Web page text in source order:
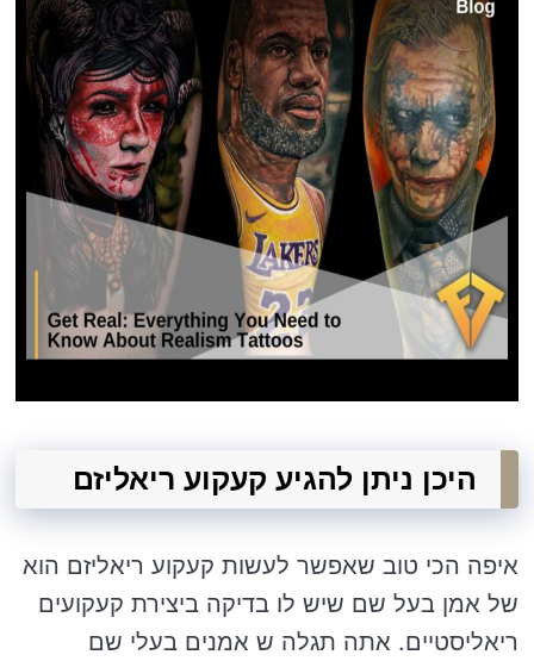
היכן ניתן להגיע קעקוע ריאליזם
איפה הכי טוב שאפשר לעשות קעקוע ריאליזם הוא
של אמן בעל שם שיש לו בדיקה ביצירת קעקועים
ריאליסטיים. אתה תגלה ש אמנים בעלי שם